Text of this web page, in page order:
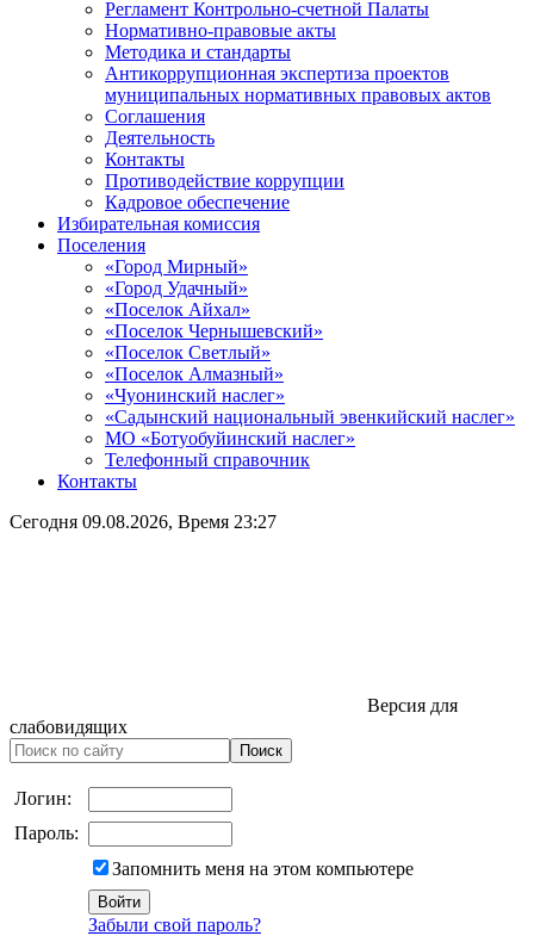
Регламент Контрольно-счетной Палаты
Нормативно-правовые акты
Методика и стандарты
Антикоррупционная экспертиза проектов
муниципальных нормативных правовых актов
Соглашения
Деятельность
Контакты
Противодействие коррупции
Кадровое обеспечение
Избирательная комиссия
Поселения
«Город Мирный»
«Город Удачный»
«Поселок Айхал»
«Поселок Чернышевский»
«Поселок Светлый»
«Поселок Алмазный»
«Чуонинский наслег»
«Садынский национальный эвенкийский наслег»
МО «Ботуобуйинский наслег»
Телефонный справочник
Контакты
Сегодня 09.08.2026, Время 23:27
Версия для
слабовидящих
Логин:
Пароль:
Запомнить меня на этом компьютере
Забыли свой пароль?